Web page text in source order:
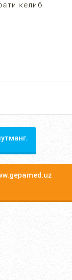
келиб